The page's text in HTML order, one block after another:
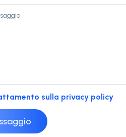
sulla privacy policy